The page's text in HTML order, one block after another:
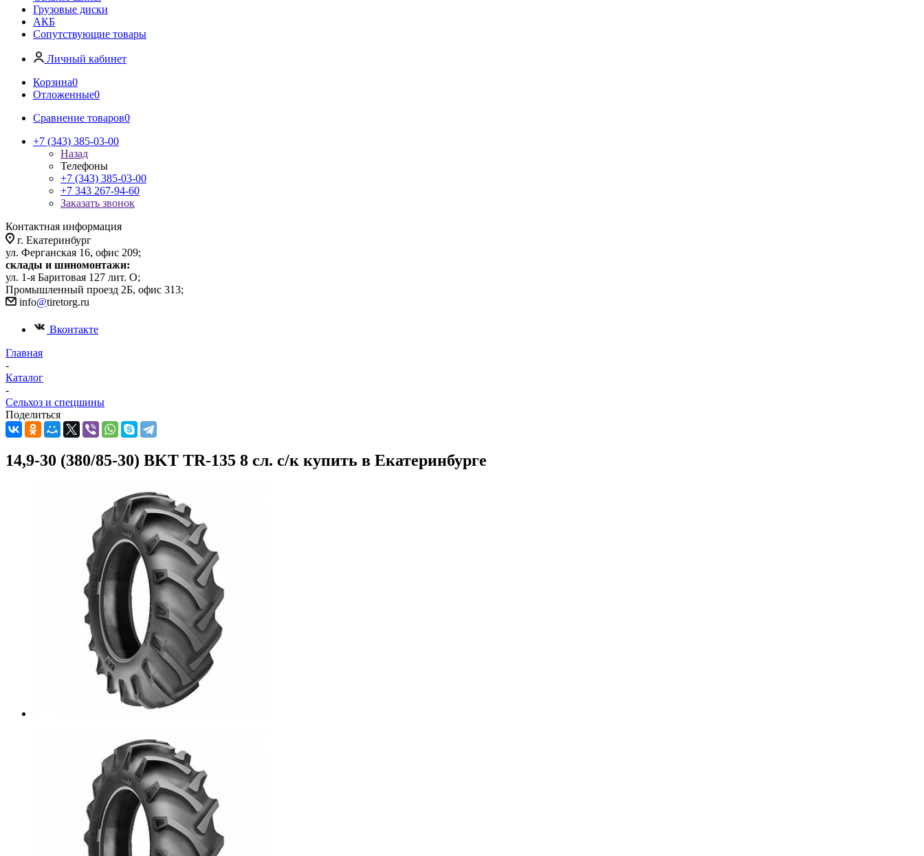
Грузовые диски
АКБ
Сопутствующие товары
Личный кабинет
Корзина0
Отложенные0
Сравнение товаров0
+7 (343) 385-03-00
Назад
Телефоны
+7 (343) 385-03-00
+7 343 267-94-60
Заказать звонок
Контактная информация
г. Екатеринбург
ул. Ферганская 16, офис 209;
склады и шиномонтажи:
ул. 1-я Баритовая 127 лит. О;
Промышленный проезд 2Б, офис 313;
info@tiretorg.ru
Вконтакте
Главная
-
Каталог
-
Сельхоз и спецшины
Поделиться
14,9-30 (380/85-30) BKT TR-135 8 сл. с/к купить в Екатеринбурге